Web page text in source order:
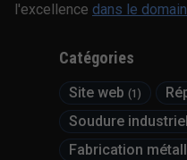
Catégories
Site web (1)
Soudure
Fabrication
l'excellence dans le